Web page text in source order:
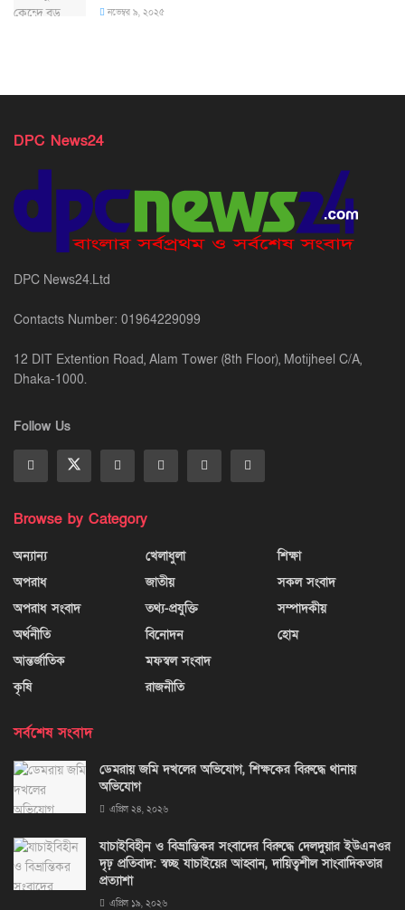
নভেম্বর ৯, ২০২৫
DPC News24
DPC News24.Ltd
Contacts Number: 01964229099
12 DIT Extention Road, Alam Tower (8th Floor), Motijheel C/A,
Dhaka-1000.
Follow Us
Browse by Category
অন্যান্য
অপরাধ
অপরাধ সংবাদ
অর্থনীতি
আন্তর্জাতিক
কৃষি
খেলাধুলা
জাতীয়
তথ্য-প্রযুক্তি
বিনোদন
মফস্বল সংবাদ
রাজনীতি
শিক্ষা
সকল সংবাদ
সম্পাদকীয়
হোম
সর্বশেষ সংবাদ
ডেমরায় জমি দখলের অভিযোগ, শিক্ষকের বিরুদ্ধে থানায়
অভিযোগ
এপ্রিল ২৪, ২০২৬
যাচাইবিহীন ও বিভ্রান্তিকর সংবাদের বিরুদ্ধে দেলদুয়ার ইউএনওর
দৃঢ় প্রতিবাদ: স্বচ্ছ যাচাইয়ের আহ্বান, দায়িত্বশীল সাংবাদিকতার
প্রত্যাশা
এপ্রিল ১৯, ২০২৬